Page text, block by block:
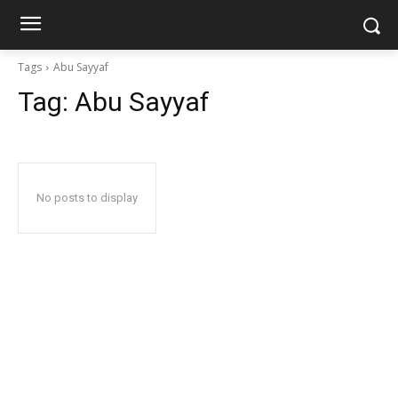
Tags Abu Sayyaf
Tag: Abu Sayyaf
No posts to display